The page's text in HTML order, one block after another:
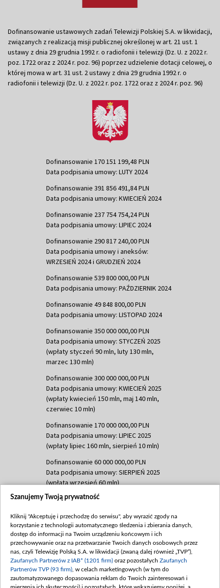
Dofinansowanie ustawowych zadań Telewizji Polskiej S.A. w likwidacji,
związanych z realizacją misji publicznej określonej w art. 21 ust. 1
ustawy z dnia 29 grudnia 1992 r. o radiofonii i telewizji (Dz. U. z 2022 r.
poz. 1722 oraz z 2024 r. poz. 96) poprzez udzielenie dotacji celowej, o
której mowa w art. 31 ust. 2 ustawy z dnia 29 grudnia 1992 r. o
radiofonii i telewizji (Dz. U. z 2022 r. poz. 1722 oraz z 2024 r. poz. 96)
Dofinansowanie 170 151 199,48 PLN
Data podpisania umowy: LUTY 2024
Dofinansowanie 391 856 491,84 PLN
Data podpisania umowy: KWIECIEŃ 2024
Dofinansowanie 237 754 754,24 PLN
Data podpisania umowy: LIPIEC 2024
Dofinansowanie 290 817 240,00 PLN
Data podpisania umowy i aneksów:
WRZESIEŃ 2024 i GRUDZIEŃ 2024
Dofinansowanie 539 800 000,00 PLN
Data podpisania umowy: PAŹDZIERNIK 2024
Dofinansowanie 49 848 800,00 PLN
Data podpisania umowy: LISTOPAD 2024
Dofinansowanie 350 000 000,00 PLN
Data podpisania umowy: STYCZEŃ 2025
(wpłaty styczeń 90 mln, luty 130 mln,
marzec 130 mln)
Dofinansowanie 300 000 000,00 PLN
Data podpisania umowy: KWIECIEŃ 2025
(wpłaty kwiecień 150 mln, maj 140 mln,
czerwiec 10 mln)
Dofinansowanie 170 000 000,00 PLN
Data podpisania umowy: LIPIEC 2025
(wpłaty lipiec 160 mln, sierpień 10 mln)
Dofinansowanie 60 000 000,00 PLN
Data podpisania umowy: SIERPIEŃ 2025
(wpłata wrzesień 60 mln)
Dofinansowanie 635 783 051,21 PLN
(wpłata wrzesień 100 mln, październik 350
mln, listopad 265 mln)
Dofinansowanie 48 862 000,00 PLN
Data podpisania umowy: GRUDZIEŃ 2025
(wpłata grudzień 60,548 mln)
Dofinansowanie 900 000 000,00 PLN
Szanujemy Twoją prywatność
Kliknij "Akceptuję i przechodzę do serwisu", aby wyrazić zgody na
korzystanie z technologii automatycznego śledzenia i zbierania danych,
dostęp do informacji na Twoim urządzeniu końcowym i ich
przechowywanie oraz na przetwarzanie Twoich danych osobowych przez
nas, czyli Telewizję Polską S.A. w likwidacji (zwaną dalej również „TVP”),
Zaufanych Partnerów z IAB* (1201 firm) oraz pozostałych Zaufanych
Partnerów TVP (93 firm) , w celach marketingowych (w tym do
zautomatyzowanego dopasowania reklam do Twoich zainteresowań i